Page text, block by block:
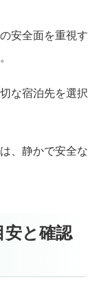
安全面を重視す
な宿泊先を選択
、静かで安全な
安と確認